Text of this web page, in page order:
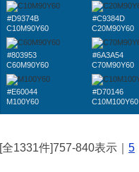
#D9374B
C10M90Y60
#C9384D
C20M90Y60
#803953
C60M90Y60
#6A3A54
C70M90Y60
#E60044
M100Y60
#D70146
C10M100Y60
[全1331件]757-840表示｜ 5